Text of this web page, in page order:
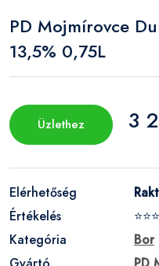
PD Mojmírovce
13,5% 0,75L
Üzlethez 3
Elérhetőség
Értékelés
Kategória
Bor